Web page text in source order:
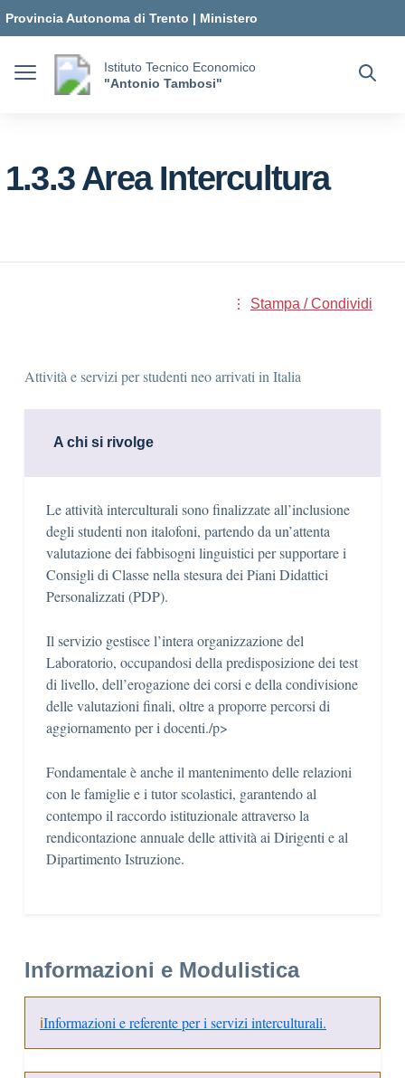
Provincia Autonoma di Trento | Ministero
dell'Istruzione e del Merito
Istituto Tecnico Economico
"Antonio Tambosi"
1.3.3 Area Intercultura
Stampa / Condividi
Attività e servizi per studenti neo arrivati in Italia
A chi si rivolge
Le attività interculturali sono finalizzate all’inclusione
degli studenti non italofoni, partendo da un’attenta
valutazione dei fabbisogni linguistici per supportare i
Consigli di Classe nella stesura dei Piani Didattici
Personalizzati (PDP).
Il servizio gestisce l’intera organizzazione del
Laboratorio, occupandosi della predisposizione dei test
di livello, dell’erogazione dei corsi e della condivisione
delle valutazioni finali, oltre a proporre percorsi di
aggiornamento per i docenti./p>
Fondamentale è anche il mantenimento delle relazioni
con le famiglie e i tutor scolastici, garantendo al
contempo il raccordo istituzionale attraverso la
rendicontazione annuale delle attività ai Dirigenti e al
Dipartimento Istruzione.
Informazioni e Modulistica
ℹ️Informazioni e referente per i servizi interculturali.